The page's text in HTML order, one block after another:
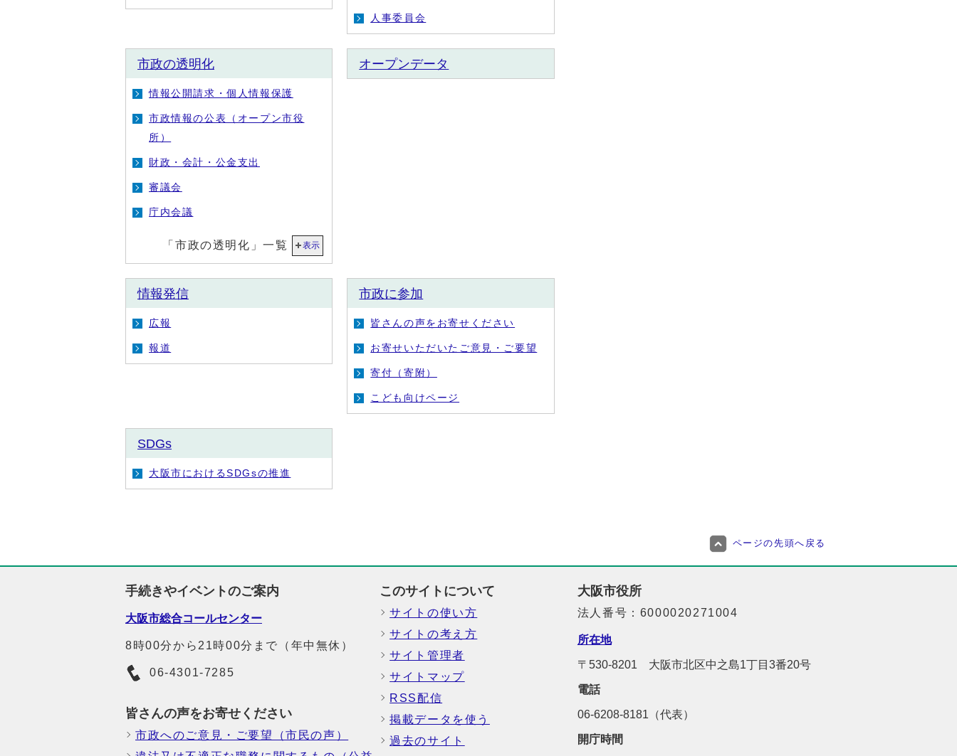
人事委員会
市政の透明化
情報公開請求・個人情報保護
市政情報の公表（オープン市役
所）
財政・会計・公金支出
審議会
庁内会議
「市政の透明化」一覧 表示
オープンデータ
情報発信
広報
報道
市政に参加
皆さんの声をお寄せください
お寄せいただいたご意見・ご要望
寄付（寄附）
こども向けページ
SDGs
大阪市におけるSDGsの推進
ページの先頭へ戻る
手続きやイベントのご案内
大阪市総合コールセンター
8時00分から21時00分まで（年中無休）
06-4301-7285
皆さんの声をお寄せください
市政へのご意見・ご要望（市民の声）
このサイトについて
サイトの使い方
サイトの考え方
サイト管理者
サイトマップ
RSS配信
掲載データを使う
過去のサイト
大阪市役所
法人番号：6000020271004
所在地
〒530-8201 大阪市北区中之島1丁目3番20号
電話
06-6208-8181（代表）
開庁時間